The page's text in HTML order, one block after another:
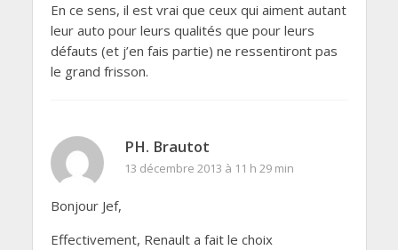
En ce sens, il est vrai que ceux qui aiment autant
leur auto pour leurs qualités que pour leurs
défauts (et j’en fais partie) ne ressentiront pas
le grand frisson.
PH. Brautot
13 décembre 2013 à 11 h 29 min
Bonjour Jef,
Effectivement, Renault a fait le choix